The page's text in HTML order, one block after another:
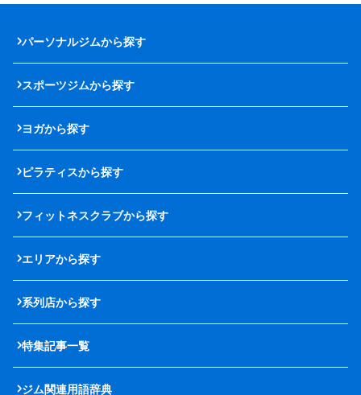
パーソナルジムから探す
スポーツジムから探す
ヨガから探す
ピラティスから探す
フィットネスクラブから探す
エリアから探す
系列店から探す
特集記事一覧
ジム関連用語辞典